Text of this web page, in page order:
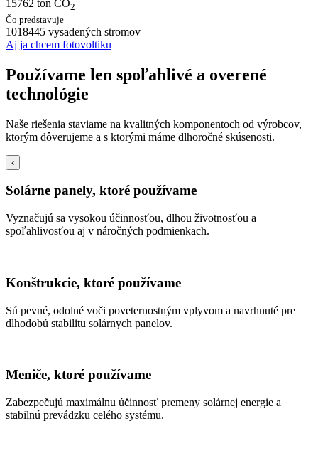
15762 ton CO2
Čo predstavuje
1018445 vysadených stromov
Aj ja chcem fotovoltiku
Používame len spoľahlivé a overené
technológie
Naše riešenia staviame na kvalitných komponentoch od výrobcov,
ktorým dôverujeme a s ktorými máme dlhoročné skúsenosti.
‹
Solárne panely, ktoré používame
Vyznačujú sa vysokou účinnosťou, dlhou životnosťou a
spoľahlivosťou aj v náročných podmienkach.
Konštrukcie, ktoré používame
Sú pevné, odolné voči poveternostným vplyvom a navrhnuté pre
dlhodobú stabilitu solárnych panelov.
Meniče, ktoré používame
Zabezpečujú maximálnu účinnosť premeny solárnej energie a
stabilnú prevádzku celého systému.